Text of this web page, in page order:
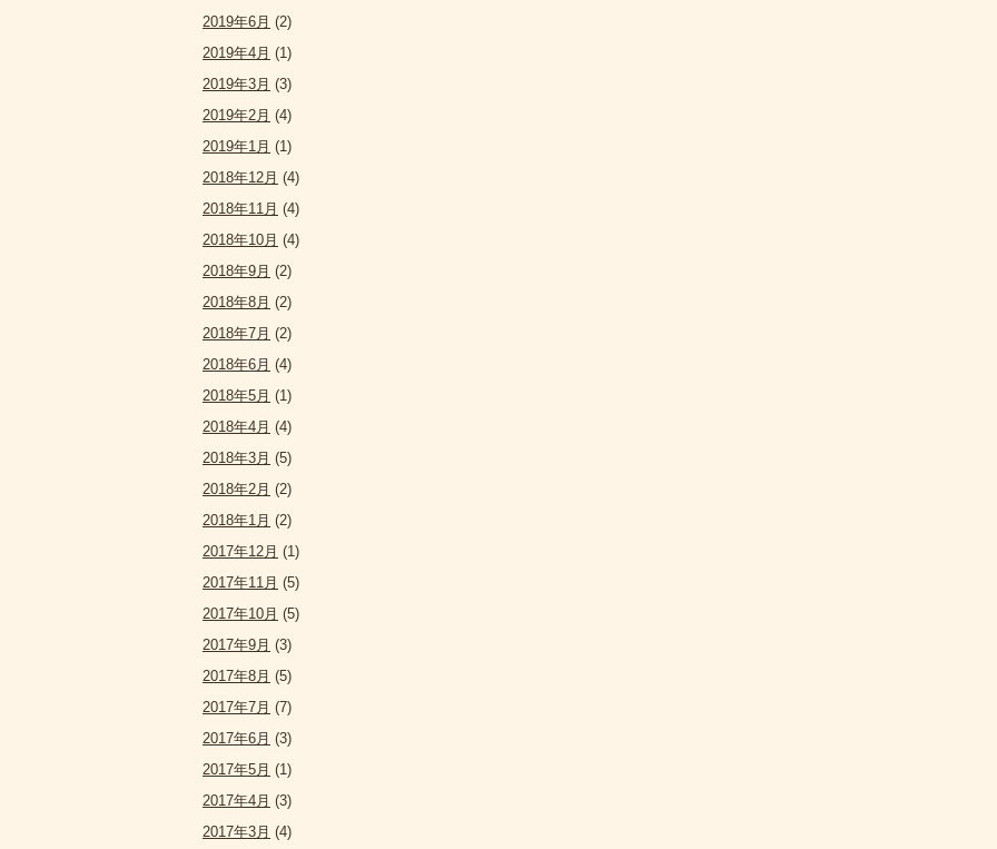
2019年6月 (2)
2019年4月 (1)
2019年3月 (3)
2019年2月 (4)
2019年1月 (1)
2018年12月 (4)
2018年11月 (4)
2018年10月 (4)
2018年9月 (2)
2018年8月 (2)
2018年7月 (2)
2018年6月 (4)
2018年5月 (1)
2018年4月 (4)
2018年3月 (5)
2018年2月 (2)
2018年1月 (2)
2017年12月 (1)
2017年11月 (5)
2017年10月 (5)
2017年9月 (3)
2017年8月 (5)
2017年7月 (7)
2017年6月 (3)
2017年5月 (1)
2017年4月 (3)
2017年3月 (4)